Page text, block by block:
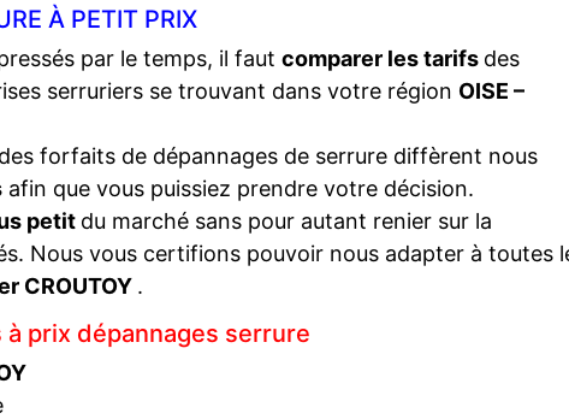
À PETIT PRIX
par le temps, il faut comparer les tarifs des
serruriers se trouvant dans votre région OISE –
forfaits de dépannages de serrure diffèrent nous
afin que vous puissiez prendre votre décision.
petit du marché sans pour autant renier sur la
Nous vous certifions pouvoir nous adapter à toutes
CROUTOY .
prix dépannages serrure